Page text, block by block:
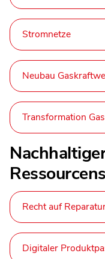
Stromnetze
Neubau
Transformation
Recht auf
Digitaler